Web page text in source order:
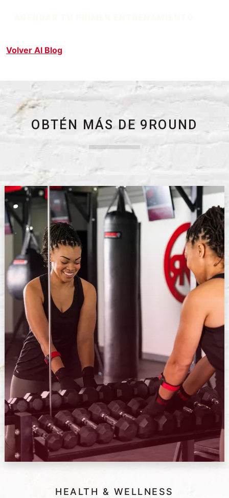
Volver Al Blog
OBTÉN MÁS DE 9ROUND
HEALTH & WELLNESS